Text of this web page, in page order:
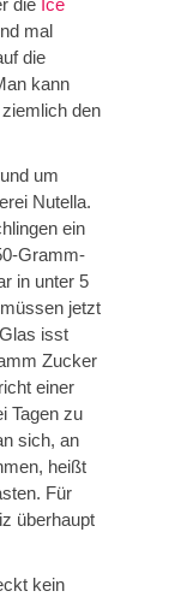
die Ice
mal
die
kann
den
um
Nutella.
ein
Gramm-
in unter 5
müssen jetzt
isst
Zucker
einer
Tagen zu
sich, an
heißt
Für
überhaupt
kein